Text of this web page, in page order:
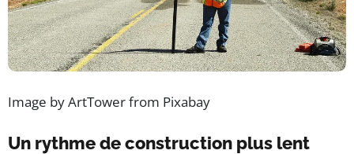
Image by ArtTower from Pixabay
Un rythme de construction plus lent